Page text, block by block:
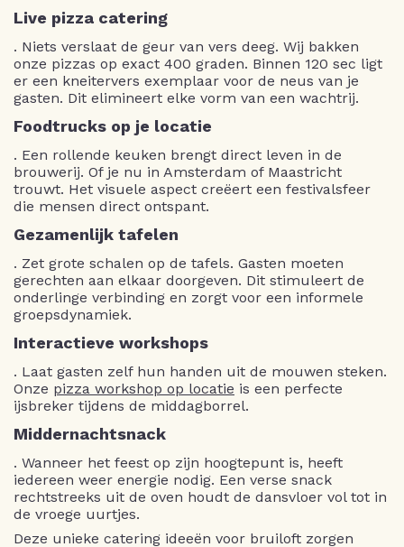
Live pizza catering
. Niets verslaat de geur van vers deeg. Wij bakken
onze pizzas op exact 400 graden. Binnen 120 sec ligt
er een kneitervers exemplaar voor de neus van je
gasten. Dit elimineert elke vorm van een wachtrij.
Foodtrucks op je locatie
. Een rollende keuken brengt direct leven in de
brouwerij. Of je nu in Amsterdam of Maastricht
trouwt. Het visuele aspect creëert een festivalsfeer
die mensen direct ontspant.
Gezamenlijk tafelen
. Zet grote schalen op de tafels. Gasten moeten
gerechten aan elkaar doorgeven. Dit stimuleert de
onderlinge verbinding en zorgt voor een informele
groepsdynamiek.
Interactieve workshops
. Laat gasten zelf hun handen uit de mouwen steken.
Onze pizza workshop op locatie is een perfecte
ijsbreker tijdens de middagborrel.
Middernachtsnack
. Wanneer het feest op zijn hoogtepunt is, heeft
iedereen weer energie nodig. Een verse snack
rechtstreeks uit de oven houdt de dansvloer vol tot in
de vroege uurtjes.
Deze unieke catering ideeën voor bruiloft zorgen